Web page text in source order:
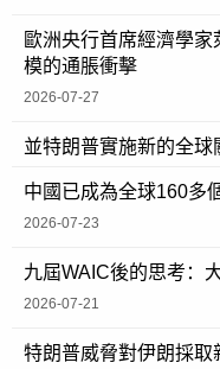
歐洲央行首席經濟學
模的通脹衝擊
2026-07-27
並特朗普實施新的全
中國已成為全球160多
2026-07-23
九屆WAIC後的思考：
2026-07-21
特朗普威脅對伊朗採